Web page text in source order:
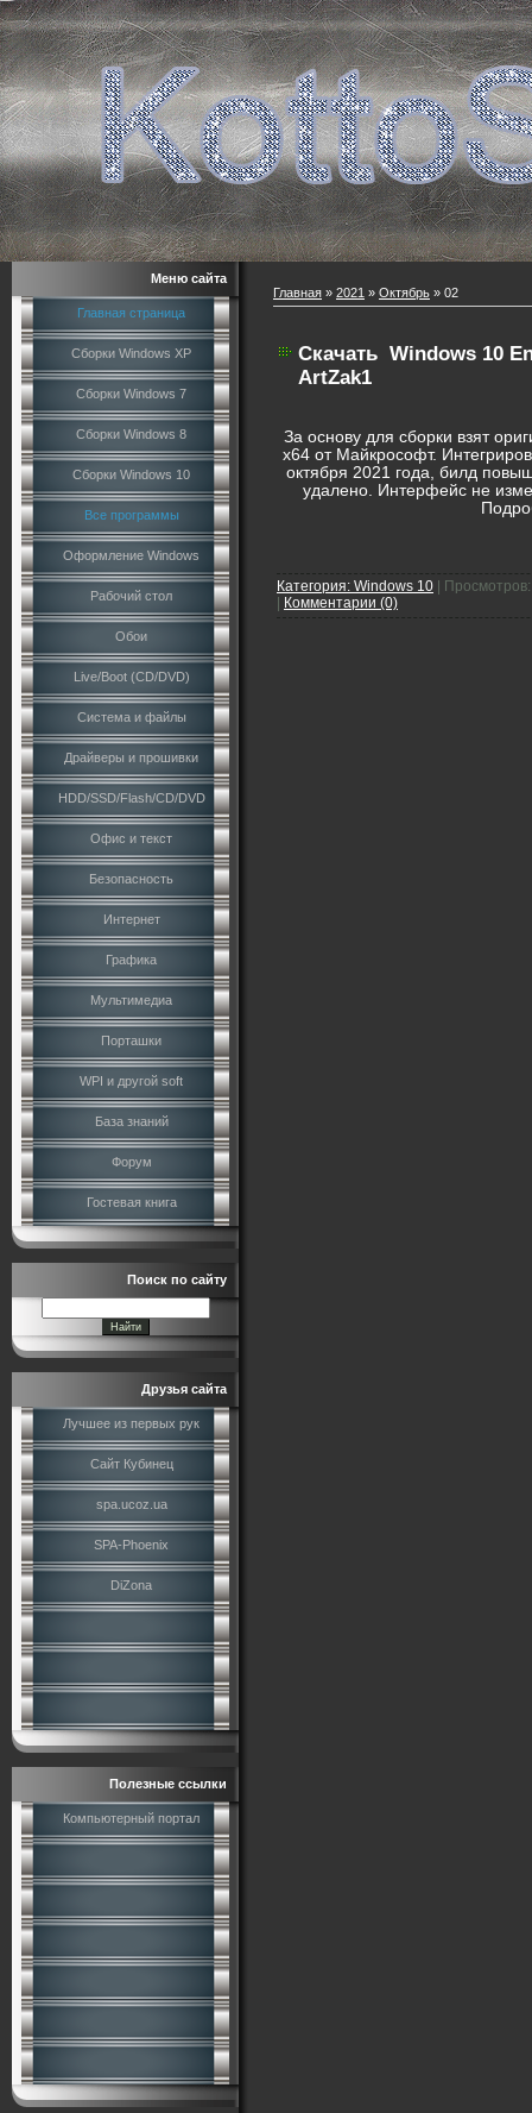
Меню сайта
Главная страница
Сборки Windows XP
Сборки Windows 7
Сборки Windows 8
Сборки Windows 10
Все программы
Оформление Windows
Рабочий стол
Обои
Live/Boot (CD/DVD)
Система и файлы
Драйверы и прошивки
HDD/SSD/Flash/CD/DVD
Офис и текст
Безопасность
Интернет
Графика
Мультимедиа
Порташки
WPI и другой soft
База знаний
Форум
Гостевая книга
Поиск по сайту
Друзья сайта
Лучшее из первых рук
Сайт Кубинец
spa.ucoz.ua
SPA-Phoenix
DiZona
Полезные ссылки
Компьютерный портал
Главная » 2021 » Октябрь » 02
Скачать Windows 10
ArtZak1
За основу для сборки взят
x64 от Майкрософт.
октября 2021 года, билд
удалено. Интерфейс не
Категория: Windows 10
Просмотров:
Комментарии (0)